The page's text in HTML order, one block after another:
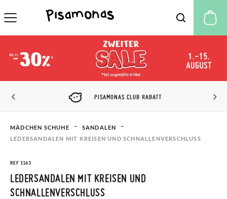
PISAMONAS CLUB RABATT
MÄDCHEN SCHUHE
SANDALEN
LEDERSANDALEN MIT KREISEN UND SCHNALLENVERSCHLUSS
REF 1163
LEDERSANDALEN MIT KREISEN UND
SCHNALLENVERSCHLUSS